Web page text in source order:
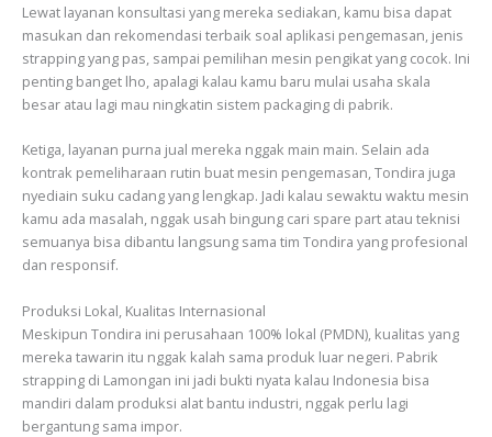
Lewat layanan konsultasi yang mereka sediakan, kamu bisa dapat
masukan dan rekomendasi terbaik soal aplikasi pengemasan, jenis
strapping yang pas, sampai pemilihan mesin pengikat yang cocok. Ini
penting banget lho, apalagi kalau kamu baru mulai usaha skala
besar atau lagi mau ningkatin sistem packaging di pabrik.
Ketiga, layanan purna jual mereka nggak main main. Selain ada
kontrak pemeliharaan rutin buat mesin pengemasan, Tondira juga
nyediain suku cadang yang lengkap. Jadi kalau sewaktu waktu mesin
kamu ada masalah, nggak usah bingung cari spare part atau teknisi
semuanya bisa dibantu langsung sama tim Tondira yang profesional
dan responsif.
Produksi Lokal, Kualitas Internasional
Meskipun Tondira ini perusahaan 100% lokal (PMDN), kualitas yang
mereka tawarin itu nggak kalah sama produk luar negeri. Pabrik
strapping di Lamongan ini jadi bukti nyata kalau Indonesia bisa
mandiri dalam produksi alat bantu industri, nggak perlu lagi
bergantung sama impor.